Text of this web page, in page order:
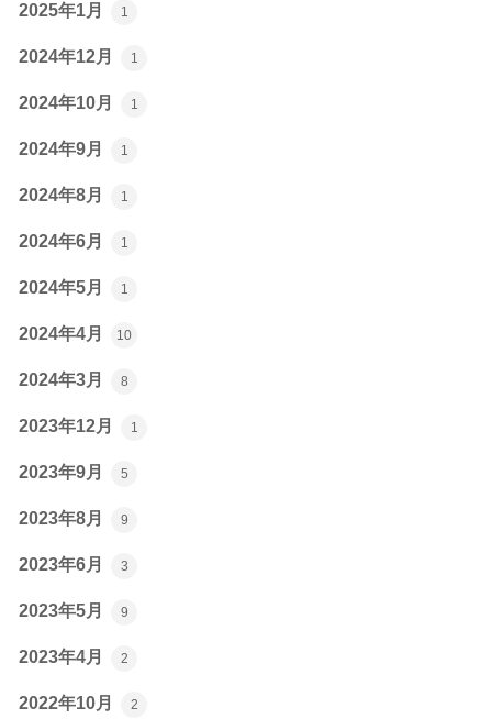
2025年1月 1
2024年12月 1
2024年10月 1
2024年9月 1
2024年8月 1
2024年6月 1
2024年5月 1
2024年4月 10
2024年3月 8
2023年12月 1
2023年9月 5
2023年8月 9
2023年6月 3
2023年5月 9
2023年4月 2
2022年10月 2